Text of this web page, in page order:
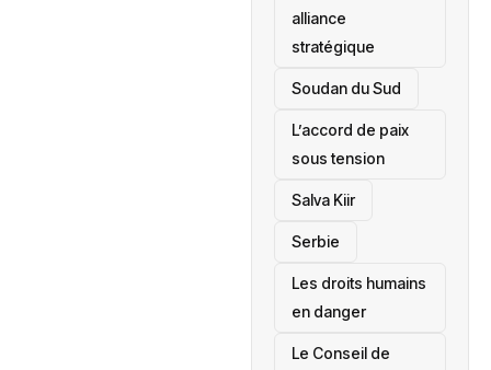
alliance
stratégique
‎Soudan du Sud
L’accord de paix
sous tension
Salva Kiir
‎Serbie
Les droits humains
en danger
‎Le Conseil de